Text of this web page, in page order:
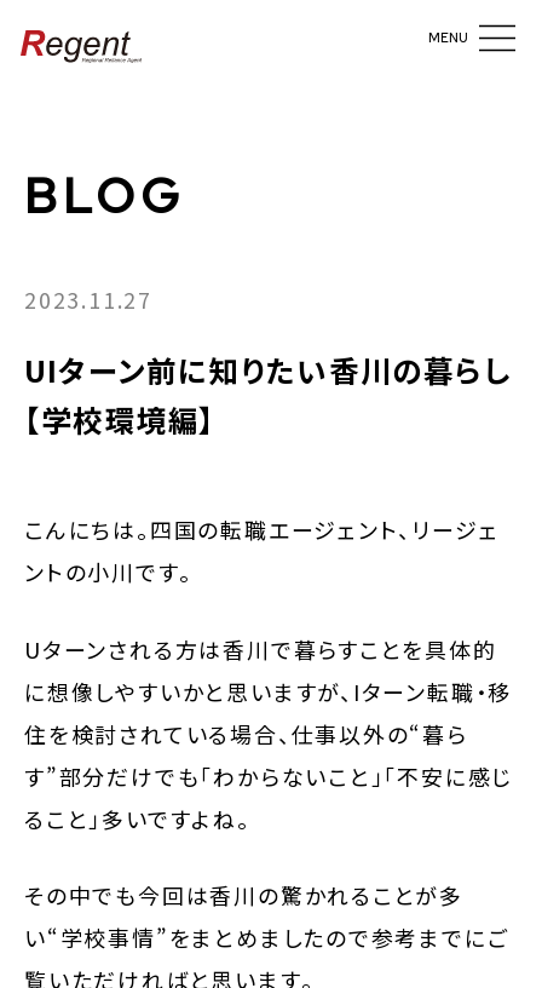
MENU
BLOG
2023.11.27
UIターン前に知りたい香川の暮らし
【学校環境編】
こんにちは。四国の転職エージェント、リージェ
ントの小川です。
Uターンされる方は香川で暮らすことを具体的
に想像しやすいかと思いますが、Iターン転職・移
住を検討されている場合、仕事以外の“暮ら
す”部分だけでも「わからないこと」「不安に感じ
ること」多いですよね。
その中でも今回は香川の驚かれることが多
い“学校事情”をまとめましたので参考までにご
覧いただければと思います。